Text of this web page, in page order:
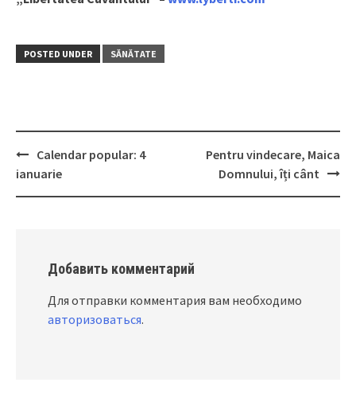
POSTED UNDER SĂNĂTATE
Post
navigation
Calendar popular: 4
ianuarie
Pentru vindecare, Maica
Domnului, îți cânt
Добавить комментарий
Для отправки комментария вам необходимо
авторизоваться.